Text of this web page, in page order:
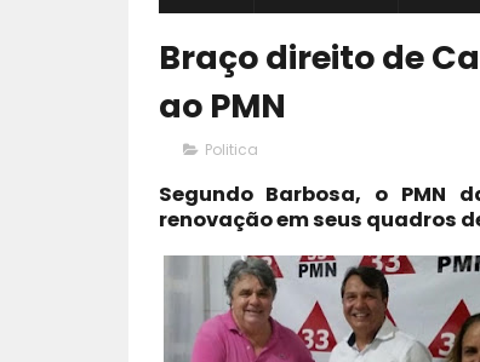
Braço direito de
ao PMN
Politica
Segundo Barbosa, o PMN
renovação em seus quadros